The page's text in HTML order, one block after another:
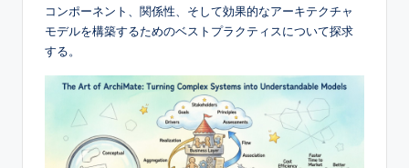
コンポーネント、関係性、そして効果的なアーキテクチャ
モデルを構築するためのベストプラクティスについて探求
する。